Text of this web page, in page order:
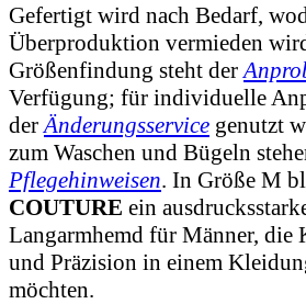
Gefertigt wird nach Bedarf,
Überproduktion vermieden
Größenfindung steht der
Verfügung; für individuelle
der Änderungsservice genutzt
zum Waschen und Bügeln
Pflegehinweisen. In Größe M
COUTURE ein
Langarmhemd für Männer, die
und Präzision in einem
möchten.